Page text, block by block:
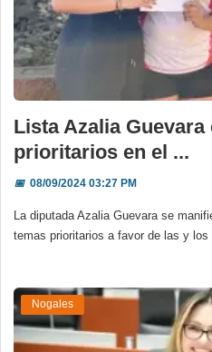
Lista Azalia Guevara
prioritarios en el ...
📅08/09/2024 03:27 PM
La diputada Azalia Guevara se
temas prioritarios a favor de las y los
Nogales